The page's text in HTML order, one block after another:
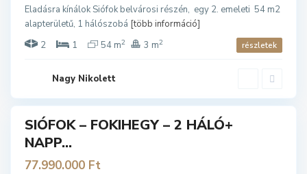
Eladásra kínálok Siófok belvárosi részén, egy 2. emeleti 54 m2
alapterületű, 1 hálószobá [több információ]
2
1 54 m2 3 m2 részletek
Nagy Nikolett
h
e
g
,
S
k
SIÓFOK – FOKIHEGY – 2 HÁLÓ+
NAPP...
77.990.000 Ft
A
r
n